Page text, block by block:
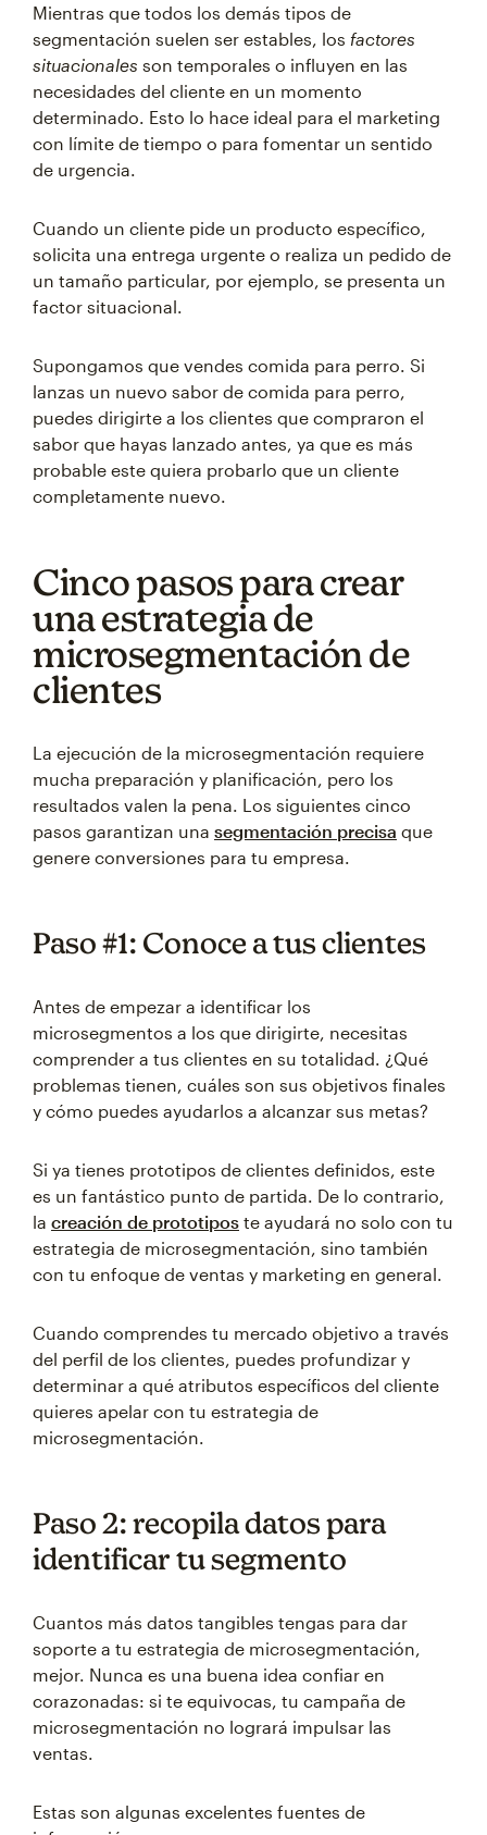
Mientras que todos los demás tipos de
segmentación suelen ser estables, los factores
situacionales son temporales o influyen en las
necesidades del cliente en un momento
determinado. Esto lo hace ideal para el marketing
con límite de tiempo o para fomentar un sentido
de urgencia.
Cuando un cliente pide un producto específico,
solicita una entrega urgente o realiza un pedido de
un tamaño particular, por ejemplo, se presenta un
factor situacional.
Supongamos que vendes comida para perro. Si
lanzas un nuevo sabor de comida para perro,
puedes dirigirte a los clientes que compraron el
sabor que hayas lanzado antes, ya que es más
probable este quiera probarlo que un cliente
completamente nuevo.
Cinco pasos para crear
una estrategia de
microsegmentación de
clientes
La ejecución de la microsegmentación requiere
mucha preparación y planificación, pero los
resultados valen la pena. Los siguientes cinco
pasos garantizan una segmentación precisa que
genere conversiones para tu empresa.
Paso #1: Conoce a tus clientes
Antes de empezar a identificar los
microsegmentos a los que dirigirte, necesitas
comprender a tus clientes en su totalidad. ¿Qué
problemas tienen, cuáles son sus objetivos finales
y cómo puedes ayudarlos a alcanzar sus metas?
Si ya tienes prototipos de clientes definidos, este
es un fantástico punto de partida. De lo contrario,
la creación de prototipos te ayudará no solo con tu
estrategia de microsegmentación, sino también
con tu enfoque de ventas y marketing en general.
Cuando comprendes tu mercado objetivo a través
del perfil de los clientes, puedes profundizar y
determinar a qué atributos específicos del cliente
quieres apelar con tu estrategia de
microsegmentación.
Paso 2: recopila datos para
identificar tu segmento
Cuantos más datos tangibles tengas para dar
soporte a tu estrategia de microsegmentación,
mejor. Nunca es una buena idea confiar en
corazonadas: si te equivocas, tu campaña de
microsegmentación no logrará impulsar las
ventas.
Estas son algunas excelentes fuentes de